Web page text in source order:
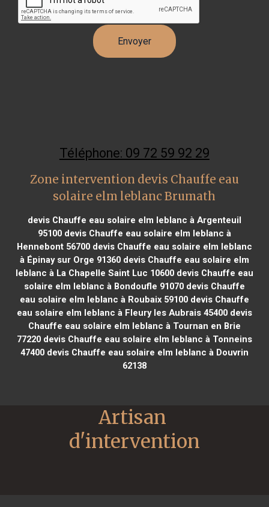
Téléphone: 09 72 59 92 29
Zone intervention devis Chauffe eau
solaire elm leblanc Brumath
devis Chauffe eau solaire elm leblanc à Argenteuil
95100devis Chauffe eau solaire elm leblanc à
Hennebont 56700devis Chauffe eau solaire elm leblanc
à Épinay sur Orge 91360devis Chauffe eau solaire elm
leblanc à La Chapelle Saint Luc 10600devis Chauffe eau
solaire elm leblanc à Bondoufle 91070devis Chauffe
eau solaire elm leblanc à Roubaix 59100devis Chauffe
eau solaire elm leblanc à Fleury les Aubrais 45400devis
Chauffe eau solaire elm leblanc à Tournan en Brie
77220devis Chauffe eau solaire elm leblanc à Tonneins
47400devis Chauffe eau solaire elm leblanc à Douvrin
62138
Artisan
d'intervention